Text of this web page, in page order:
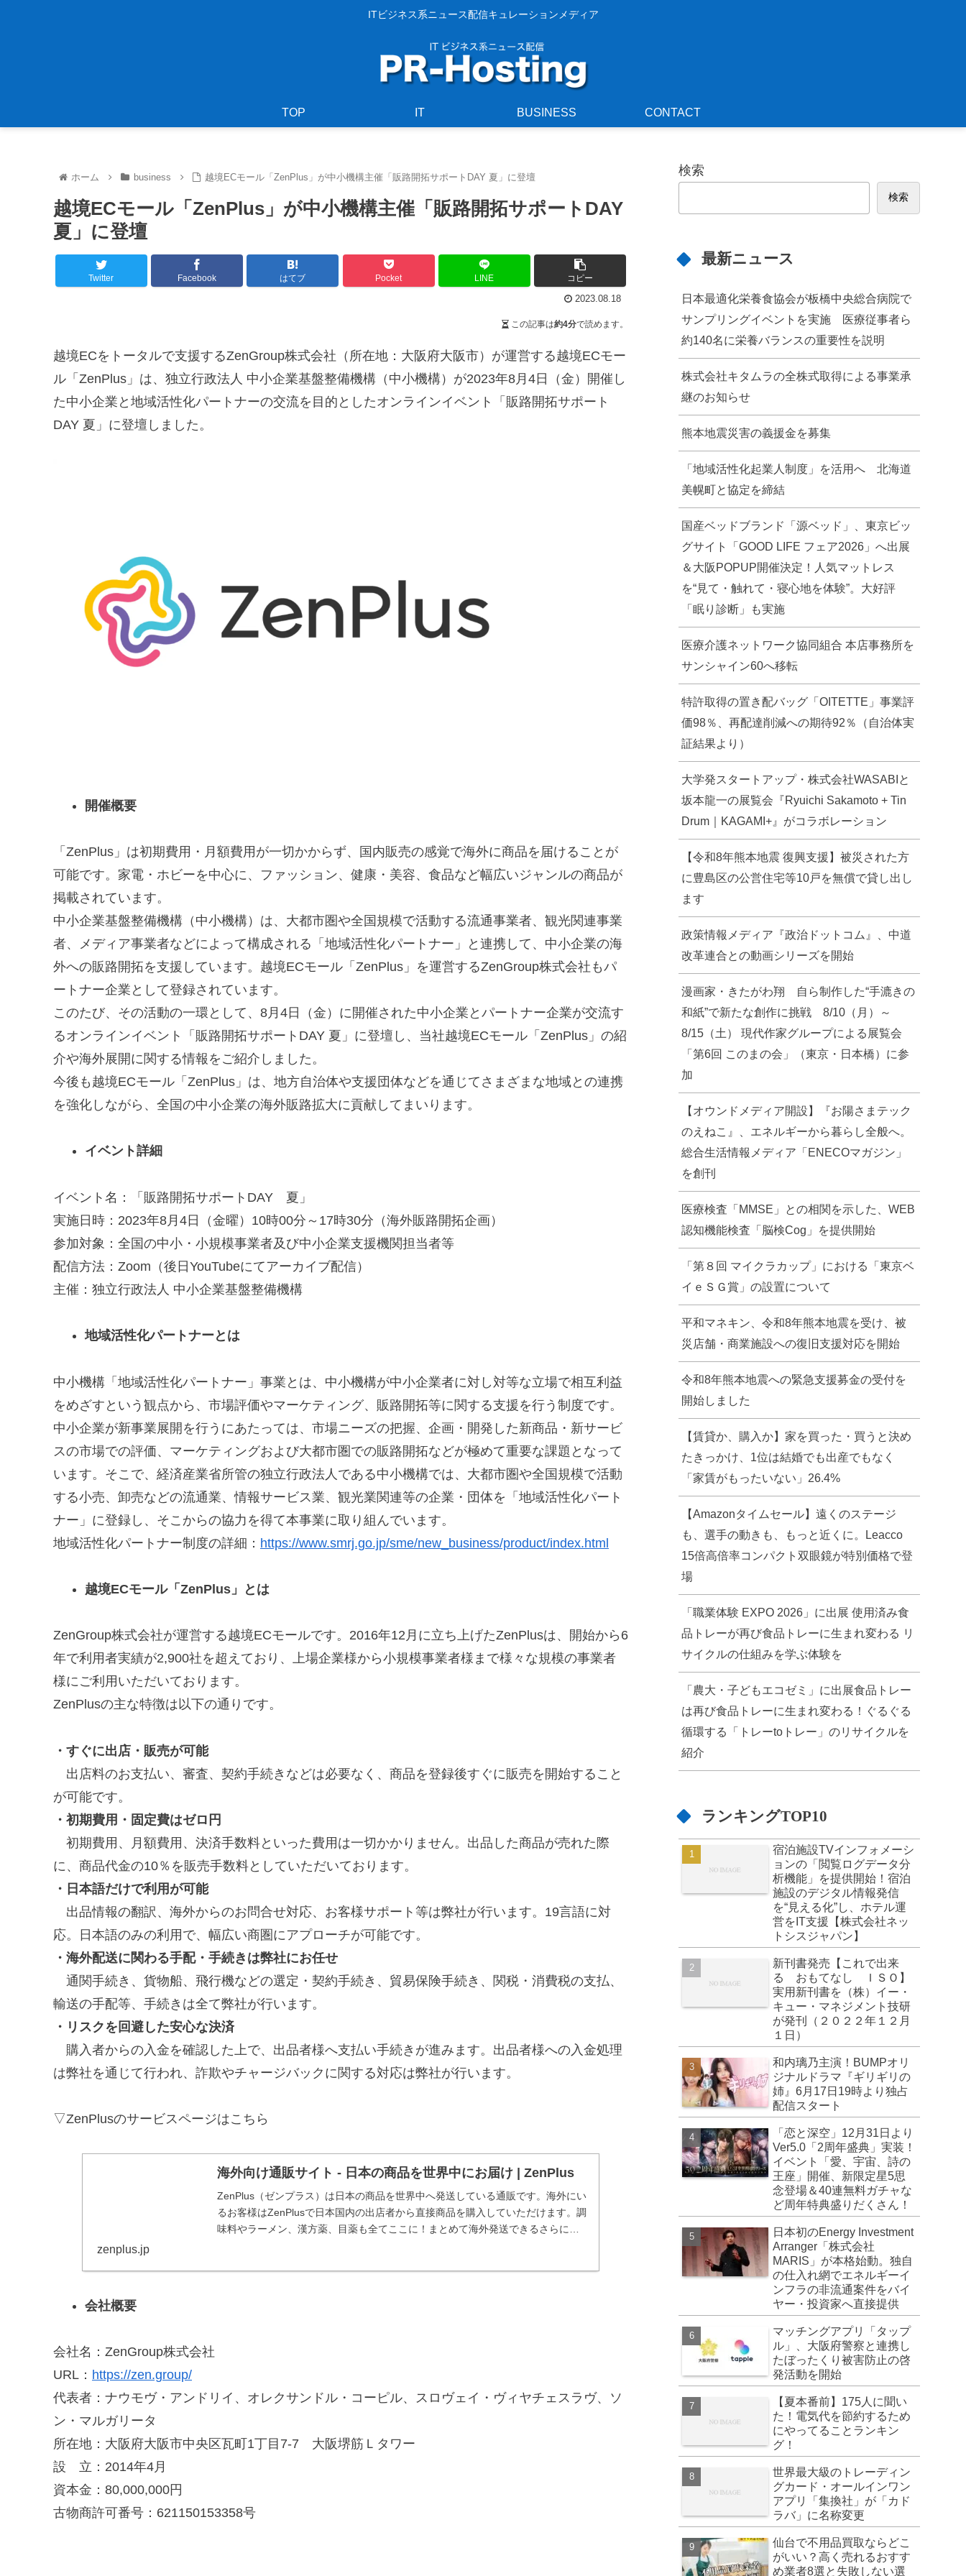
ITビジネス系ニュース配信キュレーションメディア
TOP IT BUSINESS CONTACT
ホーム business 越境ECモール「ZenPlus」が中小機構主催「販路開拓サポートDAY 夏」に登壇
越境ECモール「ZenPlus」が中小機構主催「販路開拓サポートDAY
夏」に登壇
Twitter Facebook はてブ Pocket LINE コピー
2023.08.18
この記事は約4分で読めます。
越境ECをトータルで支援するZenGroup株式会社（所在地：大阪府大阪市）が運営する越境ECモー
ル「ZenPlus」は、独立行政法人 中小企業基盤整備機構（中小機構）が2023年8月4日（金）開催し
た中小企業と地域活性化パートナーの交流を目的としたオンラインイベント「販路開拓サポート
DAY 夏」に登壇しました。
開催概要
「ZenPlus」は初期費用・月額費用が一切かからず、国内販売の感覚で海外に商品を届けることが
可能です。家電・ホビーを中心に、ファッション、健康・美容、食品など幅広いジャンルの商品が
掲載されています。
中小企業基盤整備機構（中小機構）は、大都市圏や全国規模で活動する流通事業者、観光関連事業
者、メディア事業者などによって構成される「地域活性化パートナー」と連携して、中小企業の海
外への販路開拓を支援しています。越境ECモール「ZenPlus」を運営するZenGroup株式会社もパ
ートナー企業として登録されています。
このたび、その活動の一環として、8月4日（金）に開催された中小企業とパートナー企業が交流す
るオンラインイベント「販路開拓サポートDAY 夏」に登壇し、当社越境ECモール「ZenPlus」の紹
介や海外展開に関する情報をご紹介しました。
今後も越境ECモール「ZenPlus」は、地方自治体や支援団体などを通じてさまざまな地域との連携
を強化しながら、全国の中小企業の海外販路拡大に貢献してまいります。
イベント詳細
イベント名：「販路開拓サポートDAY 夏」
実施日時：2023年8月4日（金曜）10時00分～17時30分（海外販路開拓企画）
参加対象：全国の中小・小規模事業者及び中小企業支援機関担当者等
配信方法：Zoom（後日YouTubeにてアーカイブ配信）
主催：独立行政法人 中小企業基盤整備機構
地域活性化パートナーとは
中小機構「地域活性化パートナー」事業とは、中小機構が中小企業者に対し対等な立場で相互利益
をめざすという観点から、市場評価やマーケティング、販路開拓等に関する支援を行う制度です。
中小企業が新事業展開を行うにあたっては、市場ニーズの把握、企画・開発した新商品・新サービ
スの市場での評価、マーケティングおよび大都市圏での販路開拓などが極めて重要な課題となって
います。そこで、経済産業省所管の独立行政法人である中小機構では、大都市圏や全国規模で活動
する小売、卸売などの流通業、情報サービス業、観光業関連等の企業・団体を「地域活性化パート
ナー」に登録し、そこからの協力を得て本事業に取り組んでいます。
地域活性化パートナー制度の詳細： https://www.smrj.go.jp/sme/new_business/product/index.html
越境ECモール「ZenPlus」とは
ZenGroup株式会社が運営する越境ECモールです。2016年12月に立ち上げたZenPlusは、開始から6
年で利用者実績が2,900社を超えており、上場企業様から小規模事業者様まで様々な規模の事業者
様にご利用いただいております。
ZenPlusの主な特徴は以下の通りです。
・すぐに出店・販売が可能
出店料のお支払い、審査、契約手続きなどは必要なく、商品を登録後すぐに販売を開始すること
が可能です。
・初期費用・固定費はゼロ円
初期費用、月額費用、決済手数料といった費用は一切かかりません。出品した商品が売れた際
に、商品代金の10％を販売手数料としていただいております。
・日本語だけで利用が可能
出品情報の翻訳、海外からのお問合せ対応、お客様サポート等は弊社が行います。19言語に対
応。日本語のみの利用で、幅広い商圏にアプローチが可能です。
・海外配送に関わる手配・手続きは弊社にお任せ
通関手続き、貨物船、飛行機などの選定・契約手続き、貿易保険手続き、関税・消費税の支払、
輸送の手配等、手続きは全て弊社が行います。
・リスクを回避した安心な決済
購入者からの入金を確認した上で、出品者様へ支払い手続きが進みます。出品者様への入金処理
は弊社を通じて行われ、詐欺やチャージバックに関する対応は弊社が行います。
▽ZenPlusのサービスページはこちら
海外向け通販サイト - 日本の商品を世界中にお届け | ZenPlus
ZenPlus（ゼンプラス）は日本の商品を世界中へ発送している通販です。海外にい
るお客様はZenPlusで日本国内の出店者から直接商品を購入していただけます。調
味料やラーメン、漢方薬、目薬も全てここに！まとめて海外発送できるさらに安
zenplus.jp
会社概要
会社名：ZenGroup株式会社
URL： https://zen.group/
代表者：ナウモヴ・アンドリイ、オレクサンドル・コーピル、スロヴェイ・ヴィヤチェスラヴ、ソ
ン・マルガリータ
所在地：大阪府大阪市中央区瓦町1丁目7-7 大阪堺筋Ｌタワー
設 立：2014年4月
資本金：80,000,000円
古物商許可番号：621150153358号
検索
検索
最新ニュース
日本最適化栄養食協会が板橋中央総合病院で
サンプリングイベントを実施 医療従事者ら
約140名に栄養バランスの重要性を説明
株式会社キタムラの全株式取得による事業承
継のお知らせ
熊本地震災害の義援金を募集
「地域活性化起業人制度」を活用へ 北海道
美幌町と協定を締結
国産ベッドブランド「源ベッド」、東京ビッ
グサイト「GOOD LIFE フェア2026」へ出展
＆大阪POPUP開催決定！人気マットレス
を“見て・触れて・寝心地を体験”。大好評
「眠り診断」も実施
医療介護ネットワーク協同組合 本店事務所を
サンシャイン60へ移転
特許取得の置き配バッグ「OITETTE」事業評
価98％、再配達削減への期待92％（自治体実
証結果より）
大学発スタートアップ・株式会社WASABIと
坂本龍一の展覧会『Ryuichi Sakamoto + Tin
Drum｜KAGAMI+』がコラボレーション
【令和8年熊本地震 復興支援】被災された方
に豊島区の公営住宅等10戸を無償で貸し出し
ます
政策情報メディア『政治ドットコム』、中道
改革連合との動画シリーズを開始
漫画家・きたがわ翔 自ら制作した“手漉きの
和紙”で新たな創作に挑戦 8/10（月）～
8/15（土） 現代作家グループによる展覧会
「第6回 このまの会」（東京・日本橋）に参
加
【オウンドメディア開設】『お陽さまテック
のえねこ』、エネルギーから暮らし全般へ。
総合生活情報メディア「ENECOマガジン」
を創刊
医療検査「MMSE」との相関を示した、WEB
認知機能検査「脳検Cog」を提供開始
「第８回 マイクラカップ」における「東京ベ
イｅＳＧ賞」の設置について
平和マネキン、令和8年熊本地震を受け、被
災店舗・商業施設への復旧支援対応を開始
令和8年熊本地震への緊急支援募金の受付を
開始しました
【賃貸か、購入か】家を買った・買うと決め
たきっかけ、1位は結婚でも出産でもなく
「家賃がもったいない」26.4%
【Amazonタイムセール】遠くのステージ
も、選手の動きも、もっと近くに。Leacco
15倍高倍率コンパクト双眼鏡が特別価格で登
場
「職業体験 EXPO 2026」に出展 使用済み食
品トレーが再び食品トレーに生まれ変わる リ
サイクルの仕組みを学ぶ体験を
「農大・子どもエコゼミ」に出展食品トレー
は再び食品トレーに生まれ変わる！ぐるぐる
循環する「トレーtoトレー」のリサイクルを
紹介
ランキングTOP10
宿泊施設TVインフォメーシ
ョンの「閲覧ログデータ分
析機能」を提供開始！宿泊
施設のデジタル情報発信
を“見える化”し、ホテル運
営をIT支援【株式会社ネッ
トシスジャパン】
新刊書発売【これで出来
る おもてなし ＩＳＯ】
実用新刊書を（株）イー・
キュー・マネジメント技研
が発刊（２０２２年１２月
１日）
和内璃乃主演！BUMPオリ
ジナルドラマ『ギリギリの
姉』6月17日19時より独占
配信スタート
「恋と深空」12月31日より
Ver5.0「2周年盛典」実装！
イベント「愛、宇宙、詩の
王座」開催、新限定星5思
念登場＆40連無料ガチャな
ど周年特典盛りだくさん！
日本初のEnergy Investment
Arranger「株式会社
MARIS」が本格始動。独自
の仕入れ網でエネルギーイ
ンフラの非流通案件をバイ
ヤー・投資家へ直接提供
マッチングアプリ「タップ
ル」、大阪府警察と連携し
たぼったくり被害防止の啓
発活動を開始
【夏本番前】175人に聞い
た！電気代を節約するため
にやってることランキン
グ！
世界最大級のトレーディン
グカード・オールインワン
アプリ「集換社」が「カド
ラバ」に名称変更
仙台で不用品買取ならどこ
がいい？高く売れるおすす
め業者8選と失敗しない選